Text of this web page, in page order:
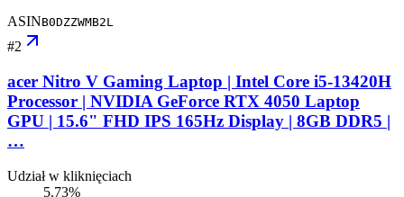
ASINB0DZZWMB2L
#2
acer Nitro V Gaming Laptop | Intel Core i5-13420H
Processor | NVIDIA GeForce RTX 4050 Laptop
GPU | 15.6" FHD IPS 165Hz Display | 8GB DDR5 |
…
Udział w kliknięciach
5.73%